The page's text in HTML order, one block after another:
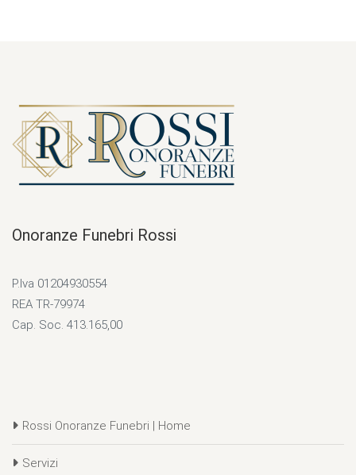
Onoranze Funebri Rossi
P.Iva 01204930554
REA TR-79974
Cap. Soc. 413.165,00
Rossi Onoranze Funebri | Home
Servizi